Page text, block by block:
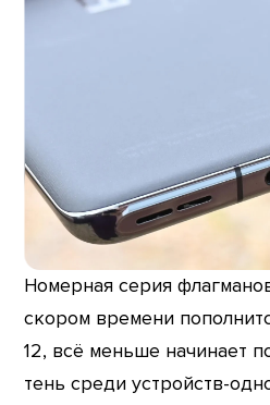
Номерная серия
скором времени
12, всё меньше начинает
тень среди устройств-